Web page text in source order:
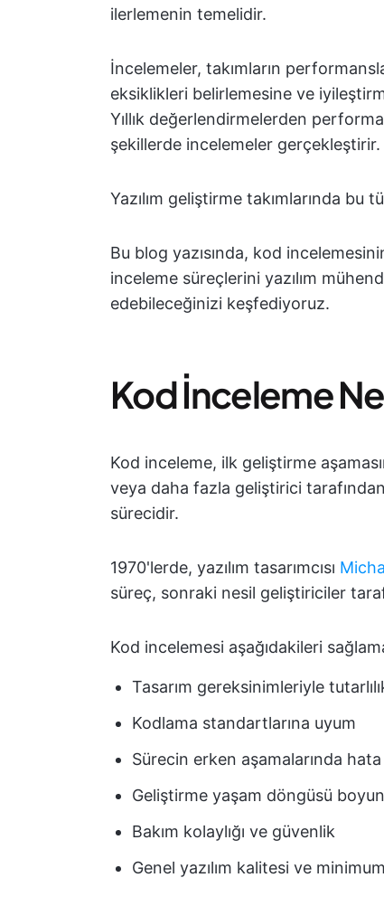
ilerlemenin temelidir.
İncelemeler, takımların
eksiklikleri belirlemesine ve
Yıllık değerlendirmelerden
şekillerde incelemeler gerçekleştirir.
Yazılım geliştirme takımlarında
Bu blog yazısında, kod
inceleme süreçlerini yazılım
edebileceğinizi keşfediyoruz.
Kod İnceleme
Kod inceleme, ilk geliştirme
veya daha fazla geliştirici
sürecidir.
1970'lerde, yazılım tasarımcısı
süreç, sonraki nesil geliştiriciler
Kod incelemesi aşağıdakileri
Tasarım gereksinimleriyle
Kodlama standartlarına uyum
Sürecin erken aşamalarında
Geliştirme yaşam döngüsü
Bakım kolaylığı ve güvenlik
Genel yazılım kalitesi ve